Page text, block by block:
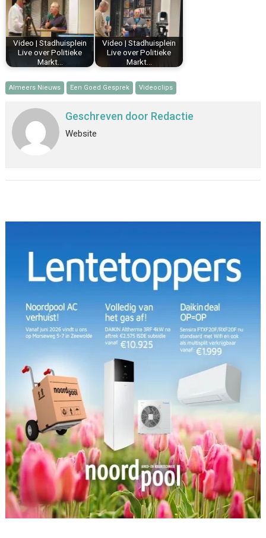
Video | Stadhuisplein
Live over Politieke
Markt…
Video | Stadhuisplein
Live over Politieke
Markt…
Almeers Nieuws Een Goed Gesprek Videoclips
Geschreven door Redactie
Website